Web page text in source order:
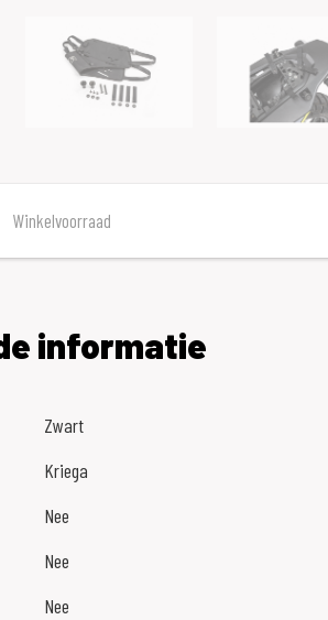
Winkelvoorraad
informatie
Zwart
Kriega
Nee
Nee
Nee